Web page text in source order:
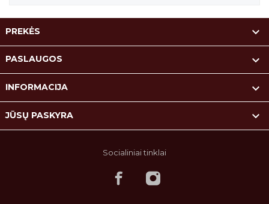
PREKĖS 
PASLAUGOS 
INFORMACIJA 
JŪSŲ PASKYRA 
Socialiniai tinklai